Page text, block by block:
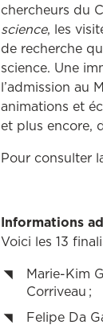
chercheurs du
science, les
de recherche
science. Une
l’admission au
animations et
et plus encore,
Pour consulter
Informations
Voici les 13
Marie-Kim
Corriveau ;
Felipe Da